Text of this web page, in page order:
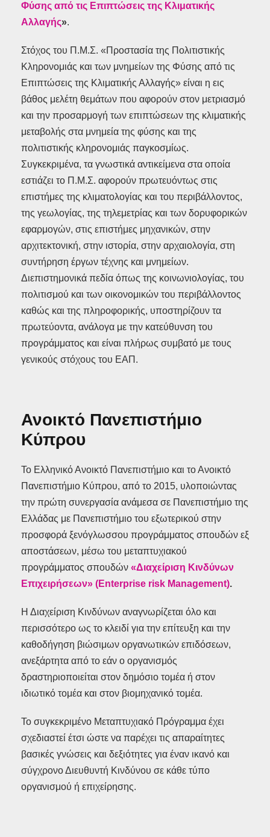
Φύσης από τις Επιπτώσεις της Κλιματικής
Αλλαγής».
Στόχος του Π.Μ.Σ. «Προστασία της Πολιτιστικής
Κληρονομιάς και των μνημείων της Φύσης από τις
Επιπτώσεις της Κλιματικής Αλλαγής» είναι η εις
βάθος μελέτη θεμάτων που αφορούν στον μετριασμό
και την προσαρμογή των επιπτώσεων της κλιματικής
μεταβολής στα μνημεία της φύσης και της
πολιτιστικής κληρονομιάς παγκοσμίως.
Συγκεκριμένα, τα γνωστικά αντικείμενα στα οποία
εστιάζει το Π.Μ.Σ. αφορούν πρωτευόντως στις
επιστήμες της κλιματολογίας και του περιβάλλοντος,
της γεωλογίας, της τηλεμετρίας και των δορυφορικών
εφαρμογών, στις επιστήμες μηχανικών, στην
αρχιτεκτονική, στην ιστορία, στην αρχαιολογία, στη
συντήρηση έργων τέχνης και μνημείων.
Διεπιστημονικά πεδία όπως της κοινωνιολογίας, του
πολιτισμού και των οικονομικών του περιβάλλοντος
καθώς και της πληροφορικής, υποστηρίζουν τα
πρωτεύοντα, ανάλογα με την κατεύθυνση του
προγράμματος και είναι πλήρως συμβατό με τους
γενικούς στόχους του ΕΑΠ.
Ανοικτό Πανεπιστήμιο
Κύπρου
Το Ελληνικό Ανοικτό Πανεπιστήμιο και το Ανοικτό
Πανεπιστήμιο Κύπρου, από το 2015, υλοποιώντας
την πρώτη συνεργασία ανάμεσα σε Πανεπιστήμιο της
Ελλάδας με Πανεπιστήμιο του εξωτερικού στην
προσφορά ξενόγλωσσου προγράμματος σπουδών εξ
αποστάσεων, μέσω του μεταπτυχιακού
προγράμματος σπουδών «Διαχείριση Κινδύνων
Επιχειρήσεων» (Enterprise risk Management).
Η Διαχείριση Κινδύνων αναγνωρίζεται όλο και
περισσότερο ως το κλειδί για την επίτευξη και την
καθοδήγηση βιώσιμων οργανωτικών επιδόσεων,
ανεξάρτητα από το εάν ο οργανισμός
δραστηριοποιείται στον δημόσιο τομέα ή στον
ιδιωτικό τομέα και στον βιομηχανικό τομέα.
Το συγκεκριμένο Μεταπτυχιακό Πρόγραμμα έχει
σχεδιαστεί έτσι ώστε να παρέχει τις απαραίτητες
βασικές γνώσεις και δεξιότητες για έναν ικανό και
σύγχρονο Διευθυντή Κινδύνου σε κάθε τύπο
οργανισμού ή επιχείρησης.